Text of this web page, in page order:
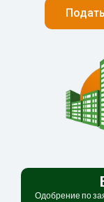
Одобрение по